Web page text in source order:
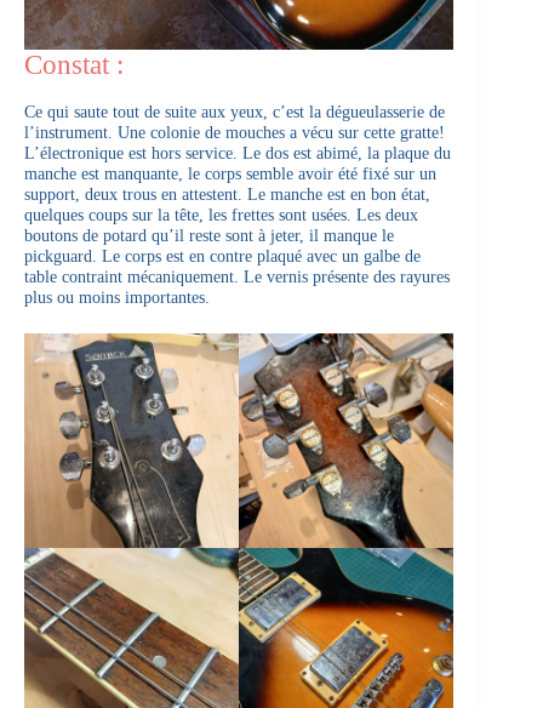
Constat :
Ce qui saute tout de suite aux yeux, c’est la dégueulasserie de
l’instrument. Une colonie de mouches a vécu sur cette gratte!
L’électronique est hors service. Le dos est abimé, la plaque du
manche est manquante, le corps semble avoir été fixé sur un
support, deux trous en attestent. Le manche est en bon état,
quelques coups sur la tête, les frettes sont usées. Les deux
boutons de potard qu’il reste sont à jeter, il manque le
pickguard. Le corps est en contre plaqué avec un galbe de
table contraint mécaniquement. Le vernis présente des rayures
plus ou moins importantes.